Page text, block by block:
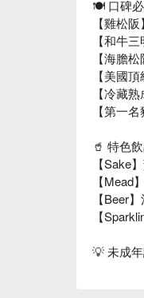
🍽️ 口碑
【雞松
【和牛
【海膽
【美國
【冷藏
【第一
🥤 特色
【Sake
【Mead
【Beer
【
💡 未成